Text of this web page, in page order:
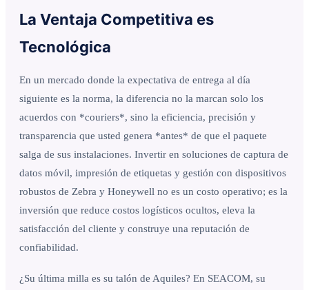
La Ventaja Competitiva es
Tecnológica
En un mercado donde la expectativa de entrega al día
siguiente es la norma, la diferencia no la marcan solo los
acuerdos con *couriers*, sino la eficiencia, precisión y
transparencia que usted genera *antes* de que el paquete
salga de sus instalaciones. Invertir en soluciones de captura de
datos móvil, impresión de etiquetas y gestión con dispositivos
robustos de Zebra y Honeywell no es un costo operativo; es la
inversión que reduce costos logísticos ocultos, eleva la
satisfacción del cliente y construye una reputación de
confiabilidad.
¿Su última milla es su talón de Aquiles? En SEACOM, su